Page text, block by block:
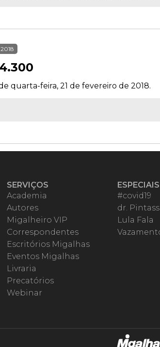
quarta-feira, 21 de fevereiro de 2018.
SERVIÇOS
Academia
Autores
Migalheiro VIP
Correspondentes
Escritórios Migalhas
Eventos Migalhas
Livraria
Precatórios
Webinar
ESPECIAIS
#covid19
dr.
Lula Fala